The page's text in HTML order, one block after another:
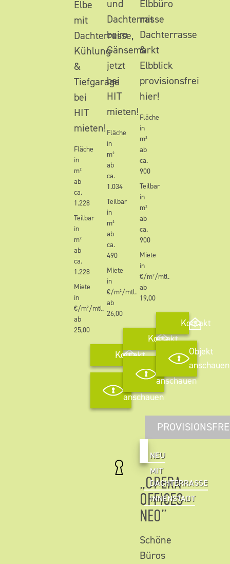
Elbe
mit
Dachterrasse,
Kühlung
&
Tiefgarage
bei
HIT
mieten!
Fläche
in
m²
ab
ca.
1.228
Teilbar
in
m²
ab
ca.
1.228
Miete
in
€/m²/mtl.
ab
25,00
Kontakt
Objekt
anschauen
und
Dachterrasse
beim
Gänsemarkt
jetzt
bei
HIT
mieten!
Fläche
in
m²
ab
ca.
1.034
Teilbar
in
m²
ab
ca.
490
Miete
in
€/m²/mtl.
ab
26,00
Kontakt
Objekt
anschauen
Elbbüro
mit
Dachterrasse
&
Elbblick
provisionsfrei
hier!
Fläche
in
m²
ab
ca.
900
Teilbar
in
m²
ab
ca.
900
Miete
in
€/m²/mtl.
ab
19,00
Kontakt
Objekt
anschauen
NEU
MIT
DACHTERRASSE
INNENSTADT
„OPERA
OFFICES
NEO”
Schöne
Büros